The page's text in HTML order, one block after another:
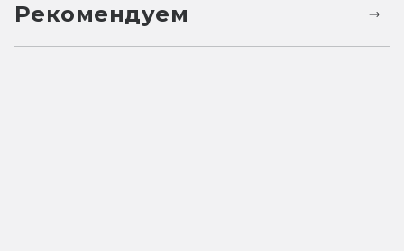
Рекомендуем